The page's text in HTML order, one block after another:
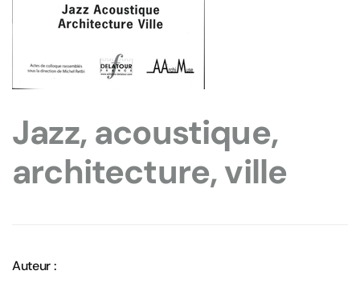
Jazz, acoustique,
architecture, ville
Auteur :